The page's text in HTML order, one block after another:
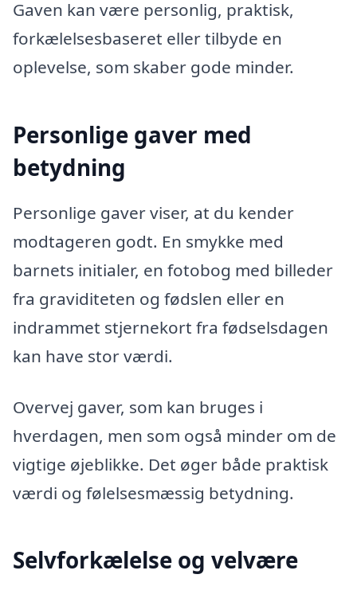
Gaven kan være personlig, praktisk,
forkælelsesbaseret eller tilbyde en
oplevelse, som skaber gode minder.
Personlige gaver med
betydning
Personlige gaver viser, at du kender
modtageren godt. En smykke med
barnets initialer, en fotobog med billeder
fra graviditeten og fødslen eller en
indrammet stjernekort fra fødselsdagen
kan have stor værdi.
Overvej gaver, som kan bruges i
hverdagen, men som også minder om de
vigtige øjeblikke. Det øger både praktisk
værdi og følelsesmæssig betydning.
Selvforkælelse og velvære